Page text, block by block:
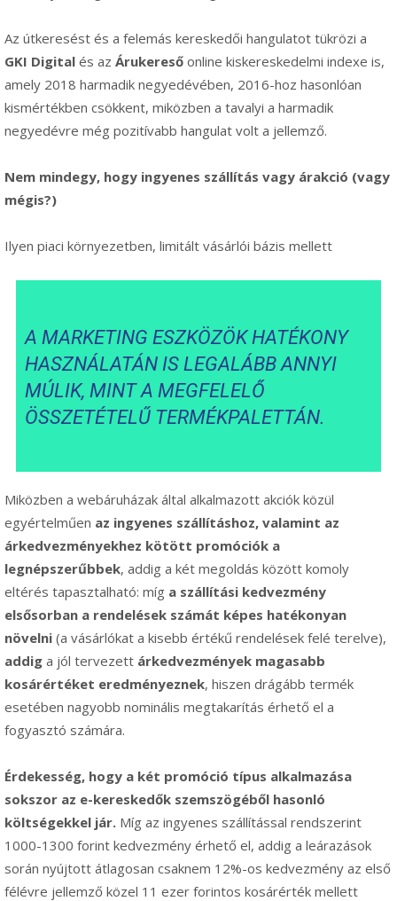
Az útkeresést és a felemás kereskedői hangulatot tükrözi a
GKI Digital és az Árukereső online kiskereskedelmi indexe is,
amely 2018 harmadik negyedévében, 2016-hoz hasonlóan
kismértékben csökkent, miközben a tavalyi a harmadik
negyedévre még pozitívabb hangulat volt a jellemző.
Nem mindegy, hogy ingyenes szállítás vagy árakció (vagy
mégis?)
Ilyen piaci környezetben, limitált vásárlói bázis mellett
A MARKETING ESZKÖZÖK HATÉKONY
HASZNÁLATÁN IS LEGALÁBB ANNYI
MÚLIK, MINT A MEGFELELŐ
ÖSSZETÉTELŰ TERMÉKPALETTÁN.
Miközben a webáruházak által alkalmazott akciók közül
egyértelműen az ingyenes szállításhoz, valamint az
árkedvezményekhez kötött promóciók a
legnépszerűbbek, addig a két megoldás között komoly
eltérés tapasztalható: míg a szállítási kedvezmény
elsősorban a rendelések számát képes hatékonyan
növelni (a vásárlókat a kisebb értékű rendelések felé terelve),
addig a jól tervezett árkedvezmények magasabb
kosárértéket eredményeznek, hiszen drágább termék
esetében nagyobb nominális megtakarítás érhető el a
fogyasztó számára.
Érdekesség, hogy a két promóció típus alkalmazása
sokszor az e-kereskedők szemszögéből hasonló
költségekkel jár. Míg az ingyenes szállítással rendszerint
1000-1300 forint kedvezmény érhető el, addig a leárazások
során nyújtott átlagosan csaknem 12%-os kedvezmény az első
félévre jellemző közel 11 ezer forintos kosárérték mellett